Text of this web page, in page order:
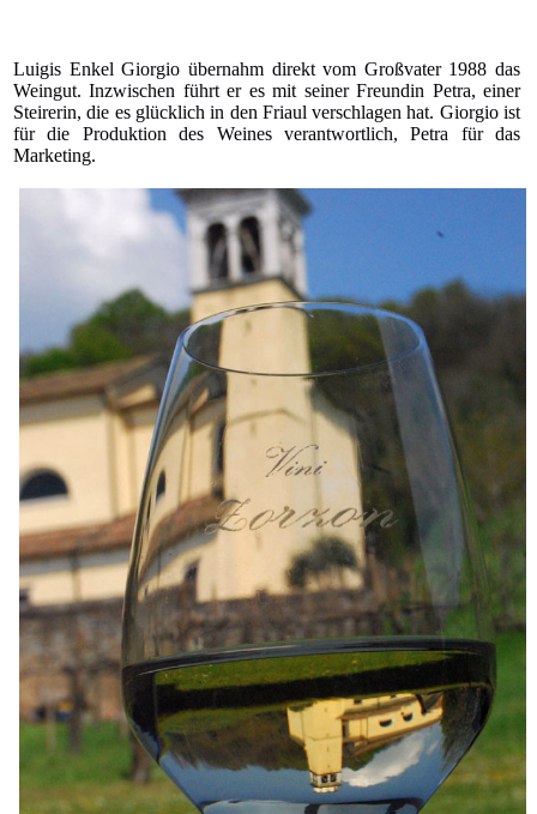
Luigis Enkel Giorgio übernahm direkt vom Großvater 1988 das
Weingut. Inzwischen führt er es mit seiner Freundin Petra, einer
Steirerin, die es glücklich in den Friaul verschlagen hat. Giorgio ist
für die Produktion des Weines verantwortlich, Petra für das
Marketing.